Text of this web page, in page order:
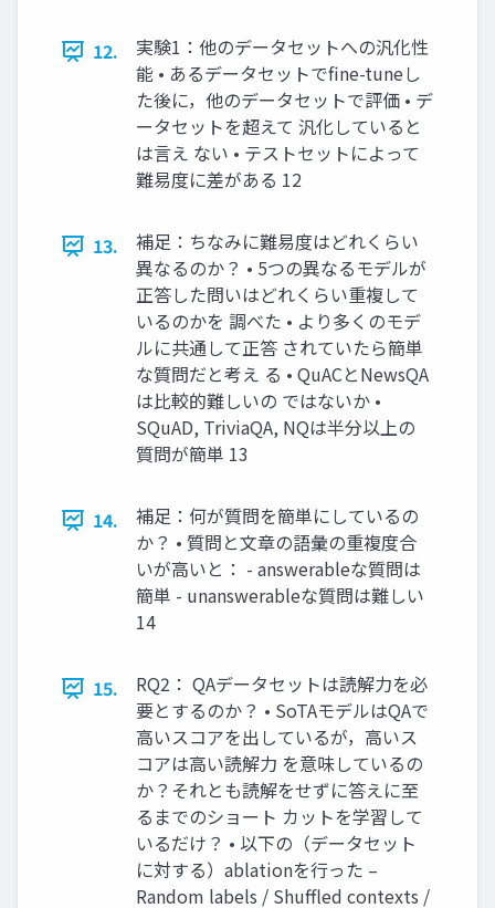
12.
実験1：他のデータセットへの汎化性
能 • あるデータセットでfine-tuneし
た後に，他のデータセットで評価 • デ
ータセットを超えて 汎化していると
は言え ない • テストセットによって
難易度に差がある 12
13.
補足：ちなみに難易度はどれくらい
異なるのか？ • 5つの異なるモデルが
正答した問いはどれくらい重複して
いるのかを 調べた • より多くのモデ
ルに共通して正答 されていたら簡単
な質問だと考え る • QuACとNewsQA
は比較的難しいの ではないか •
SQuAD, TriviaQA, NQは半分以上の
質問が簡単 13
14.
補足：何が質問を簡単にしているの
か？ • 質問と文章の語彙の重複度合
いが高いと： - answerableな質問は
簡単 - unanswerableな質問は難しい
14
15.
RQ2： QAデータセットは読解力を必
要とするのか？ • SoTAモデルはQAで
高いスコアを出しているが，高いス
コアは高い読解力 を意味しているの
か？それとも読解をせずに答えに至
るまでのショート カットを学習して
いるだけ？ • 以下の（データセット
に対する）ablationを行った –
Random labels / Shuffled contexts /